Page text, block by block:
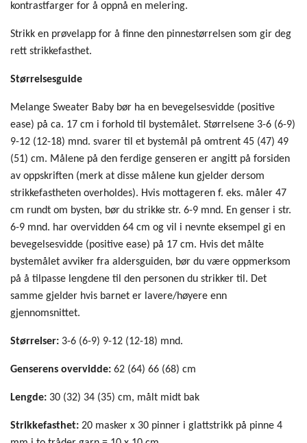
kontrastfarger for å oppnå en melering.
Strikk en prøvelapp for å finne den pinnestørrelsen som gir deg
rett strikkefasthet.
Størrelsesguide
Melange Sweater Baby bør ha en bevegelsesvidde (positive
ease) på ca. 17 cm i forhold til bystemålet. Størrelsene 3-6 (6-9)
9-12 (12-18) mnd. svarer til et bystemål på omtrent 45 (47) 49
(51) cm. Målene på den ferdige genseren er angitt på forsiden
av oppskriften (merk at disse målene kun gjelder dersom
strikkefastheten overholdes). Hvis mottageren f. eks. måler 47
cm rundt om bysten, bør du strikke str. 6-9 mnd. En genser i str.
6-9 mnd. har overvidden 64 cm og vil i nevnte eksempel gi en
bevegelsesvidde (positive ease) på 17 cm. Hvis det målte
bystemålet avviker fra aldersguiden, bør du være oppmerksom
på å tilpasse lengdene til den personen du strikker til. Det
samme gjelder hvis barnet er lavere/høyere enn
gjennomsnittet.
Størrelser: 3-6 (6-9) 9-12 (12-18) mnd.
Genserens overvidde: 62 (64) 66 (68) cm
Lengde: 30 (32) 34 (35) cm, målt midt bak
Strikkefasthet: 20 masker x 30 pinner i glattstrikk på pinne 4